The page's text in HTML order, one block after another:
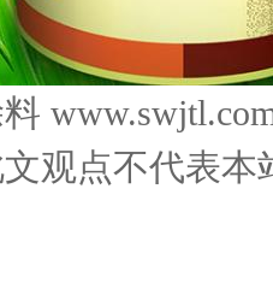
观点不代表本